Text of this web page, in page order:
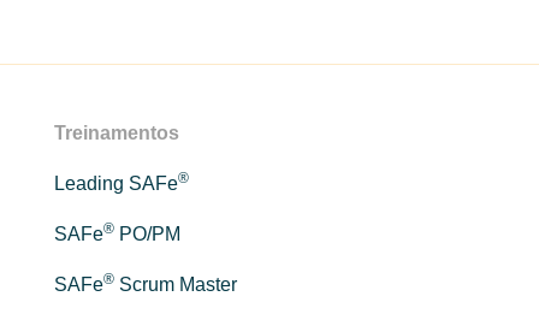
Treinamentos
Leading SAFe®
SAFe® PO/PM
SAFe® Scrum Master